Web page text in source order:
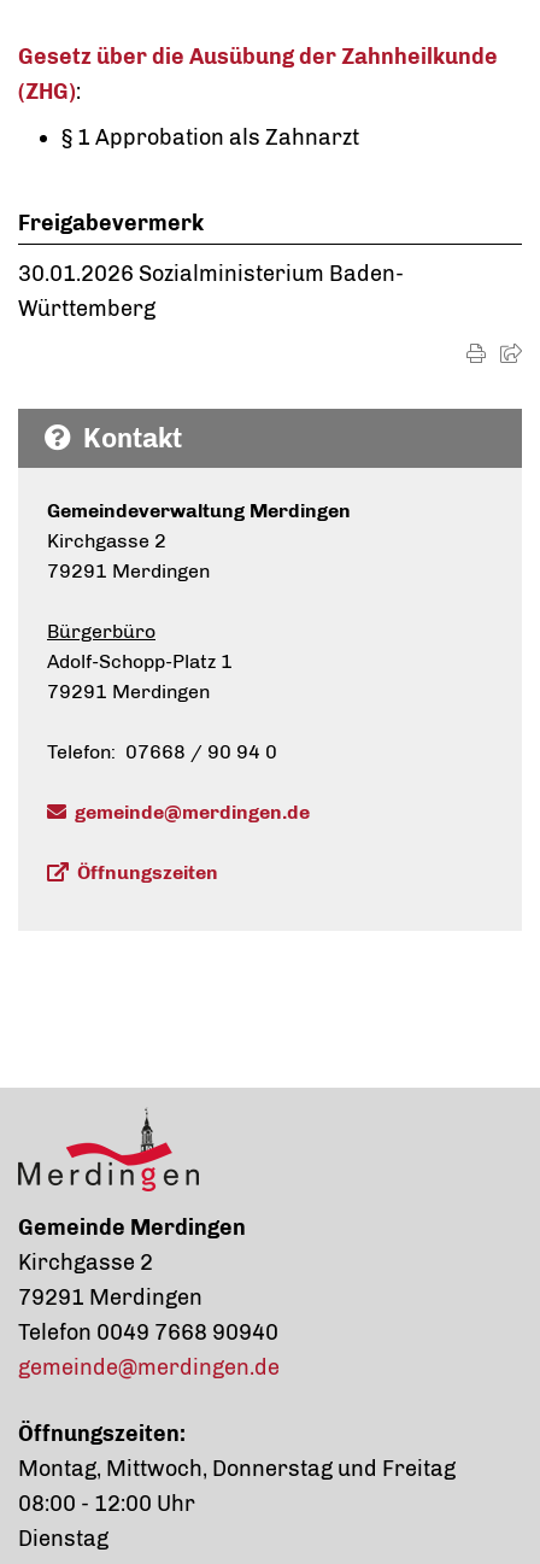
Gesetz über die Ausübung der Zahnheilkunde
(ZHG):
§ 1 Approbation als Zahnarzt
Freigabevermerk
30.01.2026 Sozialministerium Baden-
Württemberg
Kontakt
Gemeindeverwaltung Merdingen
Kirchgasse 2
79291 Merdingen
Bürgerbüro
Adolf-Schopp-Platz 1
79291 Merdingen
Telefon: 07668 / 90 94 0
gemeinde@merdingen.de
Öffnungszeiten
Gemeinde Merdingen
Kirchgasse 2
79291 Merdingen
Telefon 0049 7668 90940
gemeinde@merdingen.de
Öffnungszeiten:
Montag, Mittwoch, Donnerstag und Freitag
08:00 - 12:00 Uhr
Dienstag